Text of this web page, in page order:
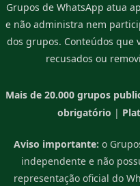
Grupos de WhatsApp atua
e não administra nem
dos grupos. Conteúdos que
recusados ou
Mais de 20.000 grupos
obrigatório |
Aviso importante: o
independente e não
representação oficial do